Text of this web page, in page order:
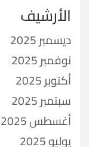
الأرشيف
ديسمبر 2025
نوفمبر 2025
أكتوبر 2025
سبتمبر 2025
أغسطس 2025
يوليو 2025